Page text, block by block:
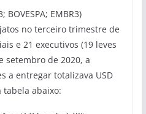
BOVESPA; EMBR3)
no terceiro trimestre de
e 21 executivos (19 leves
setembro de 2020, a
a entregar totalizava USD
tabela abaixo: